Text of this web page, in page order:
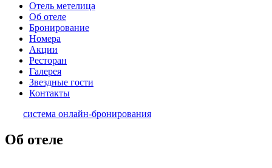
Отель метелица
Об отеле
Бронирование
Номера
Акции
Ресторан
Галерея
Звездные гости
Контакты
система онлайн-бронирования
Об отеле